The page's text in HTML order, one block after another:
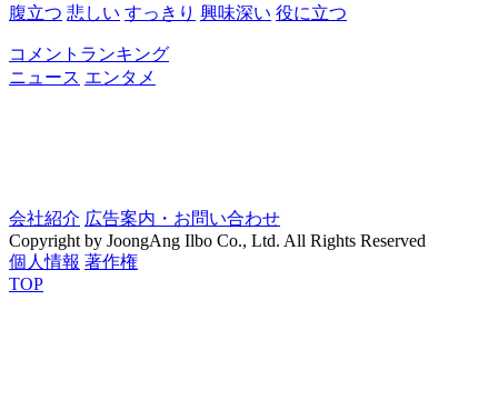
腹立つ 悲しい すっきり 興味深い 役に立つ
コメントランキング
ニュース エンタメ
会社紹介 広告案内・お問い合わせ
Copyright by JoongAng Ilbo Co., Ltd. All Rights Reserved
個人情報 著作権
TOP